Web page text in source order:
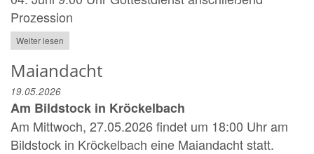
Prozession
Weiter lesen
Maiandacht
19.05.2026
Am Bildstock in Kröckelbach
Am Mittwoch, 27.05.2026 findet um 18:00 Uhr am
Bildstock in Kröckelbach eine Maiandacht statt.